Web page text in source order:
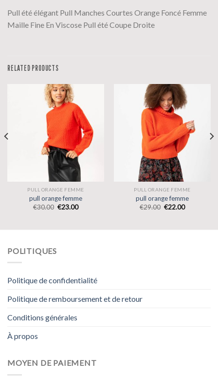
Pull été élégant Pull Manches Courtes Orange Foncé Femme
Maille Fine En Viscose Pull été Coupe Droite
RELATED PRODUCTS
PULL ORANGE FEMME
pull orange femme
€30.00 €23.00
PULL ORANGE FEMME
pull orange femme
€29.00 €22.00
POLITIQUES
Politique de confidentialité
Politique de remboursement et de retour
Conditions générales
À propos
MOYEN DE PAIEMENT